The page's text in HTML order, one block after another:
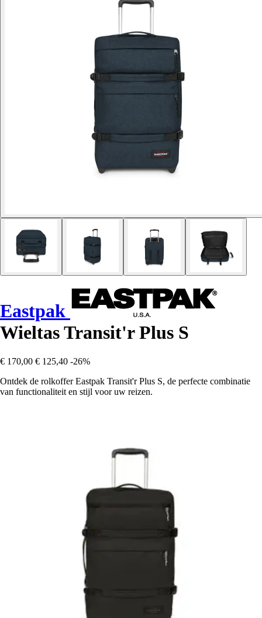
Eastpak
Wieltas Transit'r Plus S
€ 170,00 € 125,40 -26%
Ontdek de rolkoffer Eastpak Transit'r Plus S, de perfecte combinatie
van functionaliteit en stijl voor uw reizen.